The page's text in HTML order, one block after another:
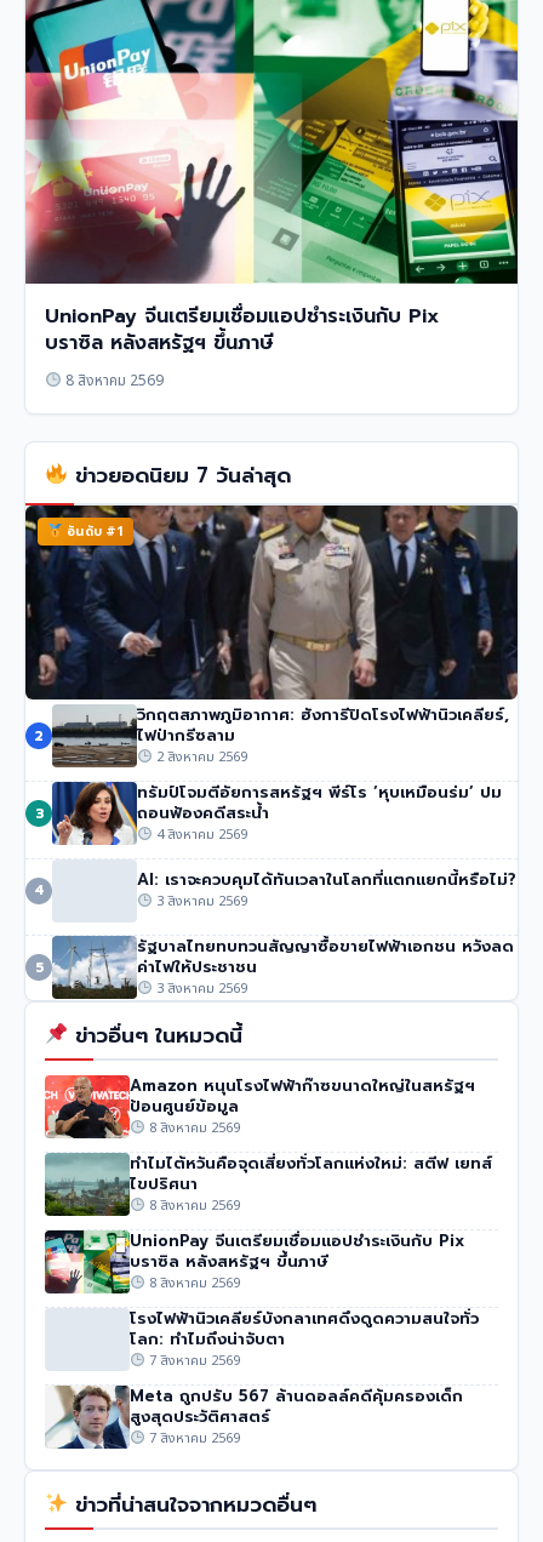
UnionPay จีนเตรียมเชื่อมแอปชำระเงินกับ Pix
บราซิล หลังสหรัฐฯ ขึ้นภาษี
8 สิงหาคม 2569
ข่าวยอดนิยม 7 วันล่าสุด
อันดับ #1
นายกฯ อนุทิน ของไทย จวกรายงาน UN ชายแดน ‘ไม่รวม
ความเสียหายของไทย’
48 วิว• 4 สิงหาคม 2569
2
วิกฤตสภาพภูมิอากาศ: ฮังการีปิดโรงไฟฟ้านิวเคลียร์,
ไฟป่ากรีซลาม
2 สิงหาคม 2569
3
ทรัมป์โจมตีอัยการสหรัฐฯ พีร์โร ‘หุบเหมือนร่ม’ ปม
ถอนฟ้องคดีสระน้ำ
4 สิงหาคม 2569
4 AI: เราจะควบคุมได้ทันเวลาในโลกที่แตกแยกนี้หรือไม่?
3 สิงหาคม 2569
5
รัฐบาลไทยทบทวนสัญญาซื้อขายไฟฟ้าเอกชน หวังลด
ค่าไฟให้ประชาชน
3 สิงหาคม 2569
ข่าวอื่นๆ ในหมวดนี้
Amazon หนุนโรงไฟฟ้าก๊าซขนาดใหญ่ในสหรัฐฯ
ป้อนศูนย์ข้อมูล
8 สิงหาคม 2569
ทำไมไต้หวันคือจุดเสี่ยงทั่วโลกแห่งใหม่: สตีฟ เยทส์
ไขปริศนา
8 สิงหาคม 2569
UnionPay จีนเตรียมเชื่อมแอปชำระเงินกับ Pix
บราซิล หลังสหรัฐฯ ขึ้นภาษี
8 สิงหาคม 2569
โรงไฟฟ้านิวเคลียร์บังกลาเทศดึงดูดความสนใจทั่ว
โลก: ทำไมถึงน่าจับตา
7 สิงหาคม 2569
Meta ถูกปรับ 567 ล้านดอลล์คดีคุ้มครองเด็ก
สูงสุดประวัติศาสตร์
7 สิงหาคม 2569
ข่าวที่น่าสนใจจากหมวดอื่นๆ